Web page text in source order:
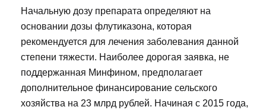
Начальную дозу препарата определяют на
основании дозы флутиказона, которая
рекомендуется для лечения заболевания данной
степени тяжести. Наиболее дорогая заявка, не
поддержанная Минфином, предполагает
дополнительное финансирование сельского
хозяйства на 23 млрд рублей. Начиная с 2015 года,